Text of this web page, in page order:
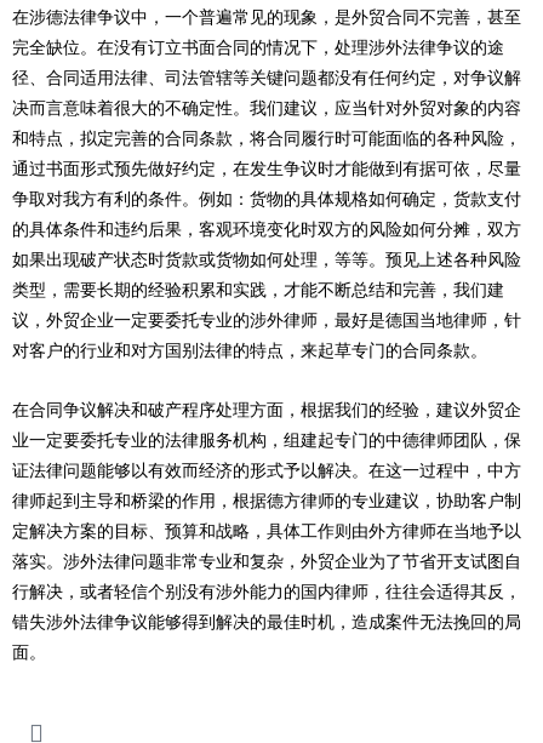
在涉德法律争议中，一个普遍常见的现象，是外贸合同不完善，甚至
完全缺位。在没有订立书面合同的情况下，处理涉外法律争议的途
径、合同适用法律、司法管辖等关键问题都没有任何约定，对争议解
决而言意味着很大的不确定性。我们建议，应当针对外贸对象的内容
和特点，拟定完善的合同条款，将合同履行时可能面临的各种风险，
通过书面形式预先做好约定，在发生争议时才能做到有据可依，尽量
争取对我方有利的条件。例如：货物的具体规格如何确定，货款支付
的具体条件和违约后果，客观环境变化时双方的风险如何分摊，双方
如果出现破产状态时货款或货物如何处理，等等。预见上述各种风险
类型，需要长期的经验积累和实践，才能不断总结和完善，我们建
议，外贸企业一定要委托专业的涉外律师，最好是德国当地律师，针
对客户的行业和对方国别法律的特点，来起草专门的合同条款。
在合同争议解决和破产程序处理方面，根据我们的经验，建议外贸企
业一定要委托专业的法律服务机构，组建起专门的中德律师团队，保
证法律问题能够以有效而经济的形式予以解决。在这一过程中，中方
律师起到主导和桥梁的作用，根据德方律师的专业建议，协助客户制
定解决方案的目标、预算和战略，具体工作则由外方律师在当地予以
落实。涉外法律问题非常专业和复杂，外贸企业为了节省开支试图自
行解决，或者轻信个别没有涉外能力的国内律师，往往会适得其反，
错失涉外法律争议能够得到解决的最佳时机，造成案件无法挽回的局
面。